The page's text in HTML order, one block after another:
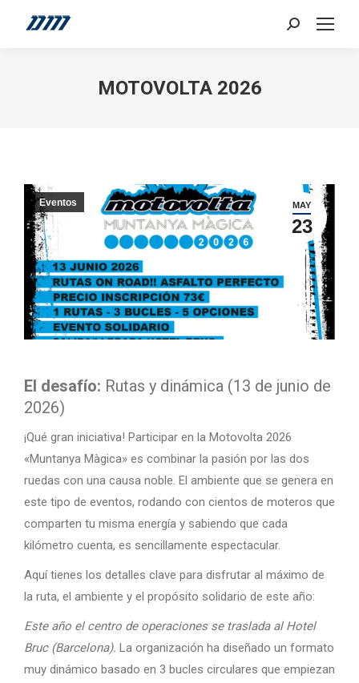
Search:
MOTOVOLTA 2026
MAY
23
Eventos
El desafío: Rutas y dinámica (13 de junio de
2026)
¡Qué gran iniciativa! Participar en la Motovolta 2026
«Muntanya Màgica» es combinar la pasión por las dos
ruedas con una causa noble. El ambiente que se genera en
este tipo de eventos, rodando con cientos de moteros que
comparten tu misma energía y sabiendo que cada
kilómetro cuenta, es sencillamente espectacular.
Aquí tienes los detalles clave para disfrutar al máximo de
la ruta, el ambiente y el propósito solidario de este año:
Este año el centro de operaciones se traslada al Hotel
Bruc (Barcelona). La organización ha diseñado un formato
muy dinámico basado en 3 bucles circulares que empiezan